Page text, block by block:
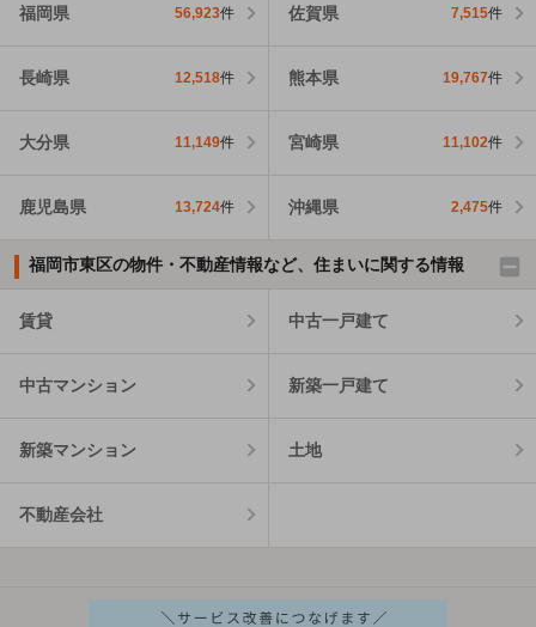
福岡県 56,923件 佐賀県 7,515件
長崎県 12,518件 熊本県 19,767件
大分県 11,149件 宮崎県 11,102件
鹿児島県 13,724件 沖縄県 2,475件
福岡市東区の物件・不動産情報など、住まいに関する情報
賃貸 中古一戸建て
中古マンション 新築一戸建て
新築マンション 土地
不動産会社